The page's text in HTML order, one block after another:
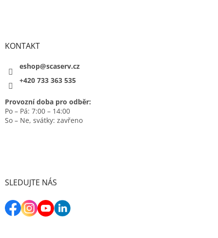
KONTAKT
eshop@scaserv.cz
+420 733 363 535
Provozní doba pro odběr:
Po – Pá: 7:00 – 14:00
So – Ne, svátky: zavřeno
SLEDUJTE NÁS